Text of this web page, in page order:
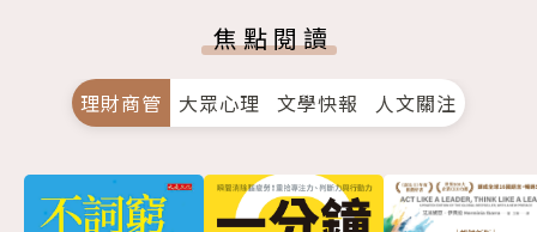
焦點閱讀
理財商管 大眾心理 文學快報 人文關注